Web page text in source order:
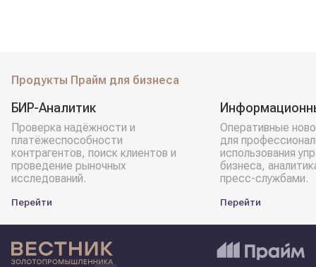
Продукты Прайм для бизнеса
БИР-Аналитик
Проверка надёжности и
платёжеспособности
контрагентов, поиск клиентов и
проведение рыночных
исследований.
Перейти
Оперативные
для
использования
бизнеса,
пресс-службами.
Перейти